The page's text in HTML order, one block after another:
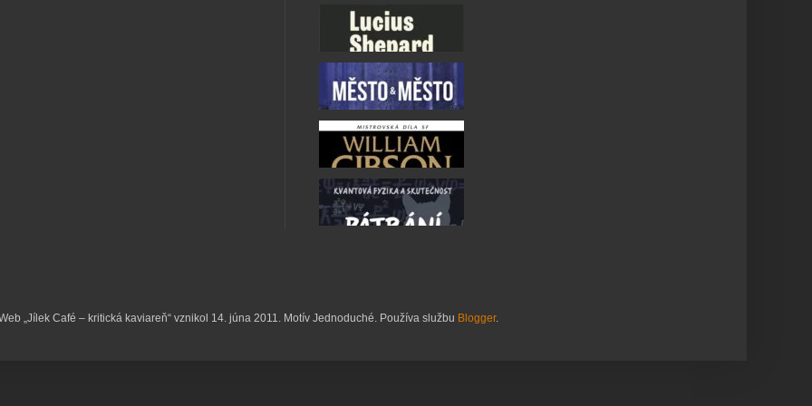
„Jílek Café – kritická kaviareň“ vznikol 14. júna 2011. Motív Jednoduché. Používa službu Blogger.